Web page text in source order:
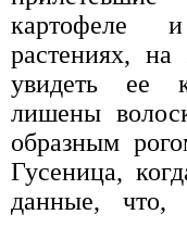
картофеле
растениях,
увидеть ее
лишены
образным
Гусеница,
данные, что,